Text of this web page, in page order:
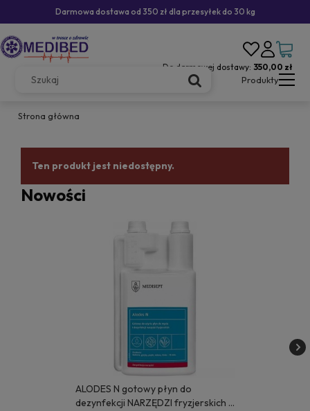
Darmowa dostawa od 350 zł dla przesyłek do 30 kg
Do darmowej dostawy: 350,00 zł
Produkty
Strona główna
Ten produkt jest niedostępny.
Nowości
ALODES N gotowy płyn do
dezynfekcji NARZĘDZI fryzjerskich 1